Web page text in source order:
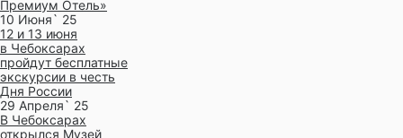
Премиум Отель»
10 Июня` 25
12 и 13 июня
в Чебоксарах
пройдут бесплатные
экскурсии в честь
Дня России
29 Апреля` 25
В Чебоксарах
открылся Музей